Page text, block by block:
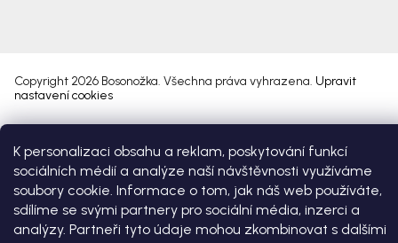
K personalizaci obsahu a reklam, poskytování funkcí
sociálních médií a analýze naší návštěvnosti využíváme
soubory cookie. Informace o tom, jak náš web používáte,
sdílíme se svými partnery pro sociální média, inzerci a
analýzy. Partneři tyto údaje mohou zkombinovat s dalšími
Copyright 2026 Bosonožka. Všechna práva vyhrazena. Upravit
nastavení cookies